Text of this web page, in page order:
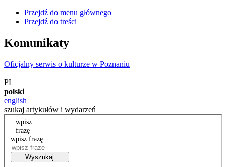
Przejdź do menu głównego
Przejdź do treści
Komunikaty
Oficjalny serwis o kulturze w Poznaniu
|
PL
polski
english
szukaj artykułów i wydarzeń
wpisz
frazę
wpisz frazę
Wyszukaj